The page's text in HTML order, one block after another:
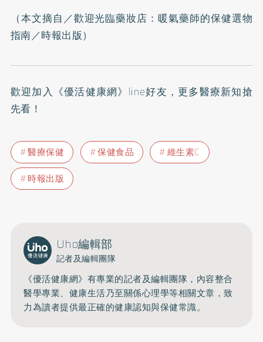
（本文摘自／歡迎光臨藥妝店：暖氣藥師的保健選物
指南／時報出版）
歡迎加入 《優活健康網》line好友 ，更多醫療新知搶
先看！
醫療保健 保健食品
維生素C
時報出版
Uho編輯部
記者及編輯團隊
《優活健康網》有專業的記者及編輯團隊，內容整合
醫學專業、健康生活乃至關係心理學等相關文章，致
力為讀者提供最正確的健康認知與保健常識。